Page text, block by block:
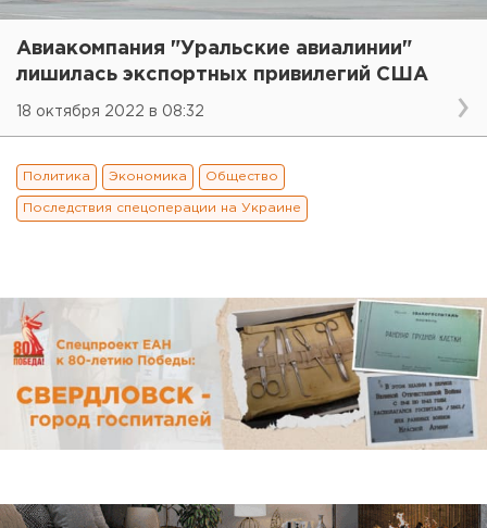
Авиакомпания "Уральские авиалинии"
лишилась экспортных привилегий США
18 октября 2022 в 08:32
Политика Экономика Общество
Последствия спецоперации на Украине